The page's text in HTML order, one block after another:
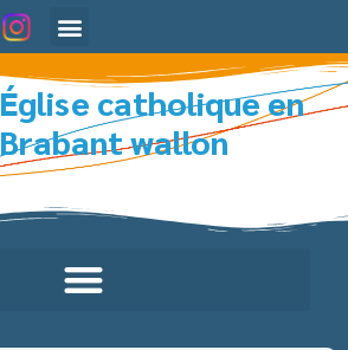
Église catholique en
Brabant wallon